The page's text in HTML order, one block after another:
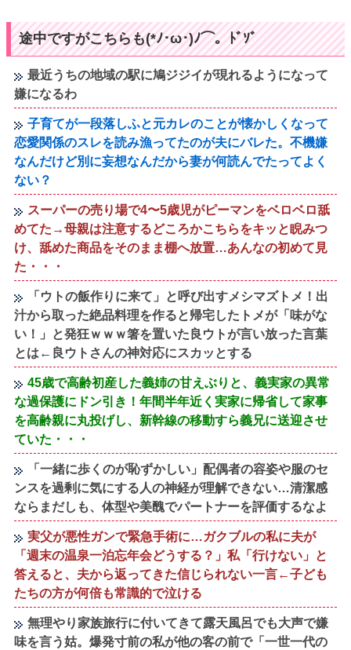
途中ですがこちらも(*ﾉ･ω･)ﾉ⌒。ﾄﾞｿﾞ
最近うちの地域の駅に鳩ジジイが現れるようになって
嫌になるわ
子育てが一段落しふと元カレのことが懐かしくなって
恋愛関係のスレを読み漁ってたのが夫にバレた。不機嫌
なんだけど別に妄想なんだから妻が何読んでたってよく
ない？
スーパーの売り場で4〜5歳児がピーマンをベロベロ舐
めてた→母親は注意するどころかこちらをキッと睨みつ
け、舐めた商品をそのまま棚へ放置…あんなの初めて見
た・・・
「ウトの飯作りに来て」と呼び出すメシマズトメ！出
汁から取った絶品料理を作ると帰宅したトメが「味がな
い！」と発狂ｗｗｗ箸を置いた良ウトが言い放った言葉
とは←良ウトさんの神対応にスカッとする
45歳で高齢初産した義姉の甘えぶりと、義実家の異常
な過保護にドン引き！年間半年近く実家に帰省して家事
を高齢親に丸投げし、新幹線の移動すら義兄に送迎させ
ていた・・・
「一緒に歩くのが恥ずかしい」配偶者の容姿や服のセ
ンスを過剰に気にする人の神経が理解できない…清潔感
ならまだしも、体型や美醜でパートナーを評価するなよ
実父が悪性ガンで緊急手術に…ガクブルの私に夫が
「週末の温泉一泊忘年会どうする？」私「行けない」と
答えると、夫から返ってきた信じられない一言←子ども
たちの方が何倍も常識的で泣ける
無理やり家族旅行に付いてきて露天風呂でも大声で嫌
味を言う姑。爆発寸前の私が他の客の前で「一世一代の